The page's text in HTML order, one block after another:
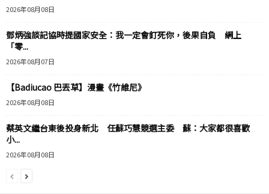
2026年08月08日
鄧炳強談記協時提國家安全：我一定會釘死你，後果自負 網上
「零...
2026年08月07日
【Badiucao 巴丟草】漫畫《竹維尼》
2026年08月08日
蔡英文繼台東後投身新北 任蘇巧慧競選主委 蘇：大家都很喜歡
小...
2026年08月08日